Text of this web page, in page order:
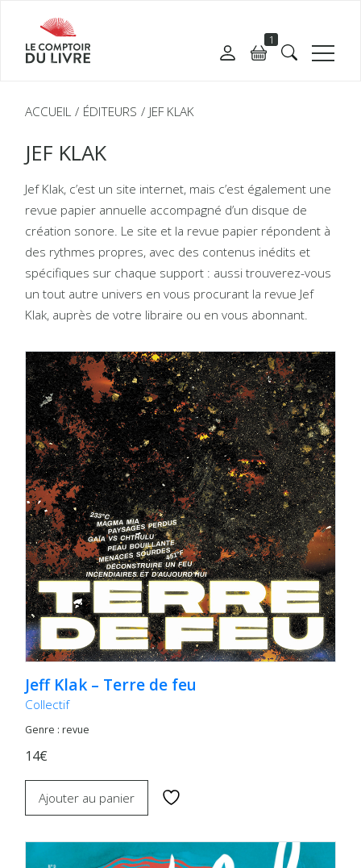
1
ACCUEIL ÉDITEURS JEF KLAK
JEF KLAK
Jef Klak, c’est un site internet, mais c’est également une
revue papier annuelle accompagné d’un disque de
création sonore. Le site et la revue papier répondent à
des rythmes propres, avec des contenus inédits et
spécifiques sur chaque support : aussi trouverez-vous
un tout autre univers en vous procurant la revue Jef
Klak, auprès de votre libraire ou en vous abonnant.
Jeff Klak – Terre de feu
Collectif
Genre : revue
14€
Ajouter au panier